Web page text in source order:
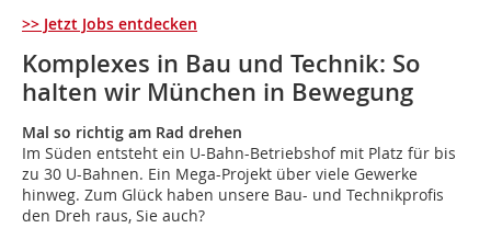
>> Jetzt Jobs entdecken
Komplexes in Bau und Technik: So
halten wir München in Bewegung
Mal so richtig am Rad drehen
Im Süden entsteht ein U-Bahn-Betriebshof mit Platz für bis
zu 30 U-Bahnen. Ein Mega-Projekt über viele Gewerke
hinweg. Zum Glück haben unsere Bau- und Technikprofis
den Dreh raus, Sie auch?